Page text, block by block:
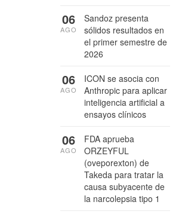
Sandoz presenta
sólidos resultados en
el primer semestre de
2026
06
AGO
ICON se asocia con
Anthropic para aplicar
inteligencia artificial a
ensayos clínicos
06
AGO
FDA aprueba
ORZEYFUL
(oveporexton) de
Takeda para tratar la
causa subyacente de
la narcolepsia tipo 1
06
AGO